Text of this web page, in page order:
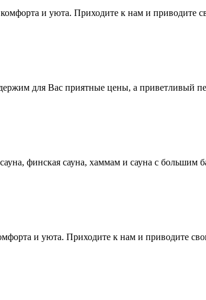
и уюта. Приходите к нам и приводите
для Вас приятные цены, а приветливый
финская сауна, хаммам и сауна с большим
и уюта. Приходите к нам и приводите